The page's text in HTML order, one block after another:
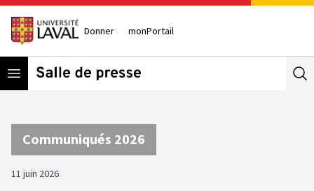
Donner monPortail
Open menu
Communiqués 2026
11 juin 2026